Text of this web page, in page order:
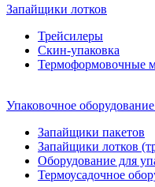
Запайщики лотков
Трейсилеры
Скин-упаковка
Термоформовочные
Упаковочное
Запайщики пакетов
Запайщики лотков
Оборудование для
Термоусадочное